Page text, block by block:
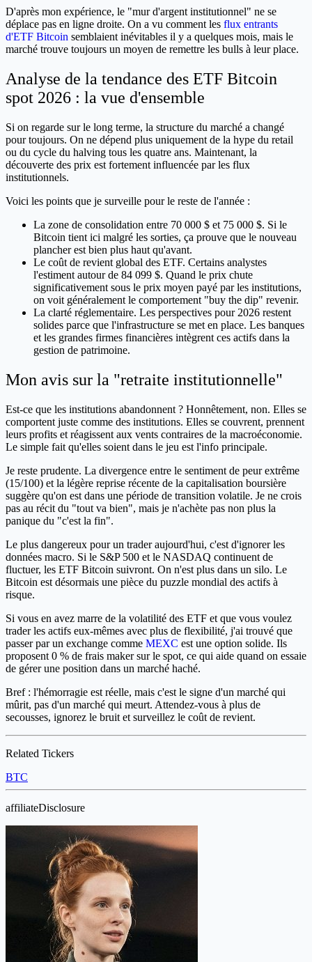
D'après mon expérience, le "mur d'argent institutionnel" ne se
déplace pas en ligne droite. On a vu comment les flux entrants
d'ETF Bitcoin semblaient inévitables il y a quelques mois, mais le
marché trouve toujours un moyen de remettre les bulls à leur place.
Analyse de la tendance des ETF Bitcoin
spot 2026 : la vue d'ensemble
Si on regarde sur le long terme, la structure du marché a changé
pour toujours. On ne dépend plus uniquement de la hype du retail
ou du cycle du halving tous les quatre ans. Maintenant, la
découverte des prix est fortement influencée par les flux
institutionnels.
Voici les points que je surveille pour le reste de l'année :
La zone de consolidation entre 70 000 $ et 75 000 $. Si le
Bitcoin tient ici malgré les sorties, ça prouve que le nouveau
plancher est bien plus haut qu'avant.
Le coût de revient global des ETF. Certains analystes
l'estiment autour de 84 099 $. Quand le prix chute
significativement sous le prix moyen payé par les institutions,
on voit généralement le comportement "buy the dip" revenir.
La clarté réglementaire. Les perspectives pour 2026 restent
solides parce que l'infrastructure se met en place. Les banques
et les grandes firmes financières intègrent ces actifs dans la
gestion de patrimoine.
Mon avis sur la "retraite institutionnelle"
Est-ce que les institutions abandonnent ? Honnêtement, non. Elles se
comportent juste comme des institutions. Elles se couvrent, prennent
leurs profits et réagissent aux vents contraires de la macroéconomie.
Le simple fait qu'elles soient dans le jeu est l'info principale.
Je reste prudente. La divergence entre le sentiment de peur extrême
(15/100) et la légère reprise récente de la capitalisation boursière
suggère qu'on est dans une période de transition volatile. Je ne crois
pas au récit du "tout va bien", mais je n'achète pas non plus la
panique du "c'est la fin".
Le plus dangereux pour un trader aujourd'hui, c'est d'ignorer les
données macro. Si le S&P 500 et le NASDAQ continuent de
fluctuer, les ETF Bitcoin suivront. On n'est plus dans un silo. Le
Bitcoin est désormais une pièce du puzzle mondial des actifs à
risque.
Si vous en avez marre de la volatilité des ETF et que vous voulez
trader les actifs eux-mêmes avec plus de flexibilité, j'ai trouvé que
passer par un exchange comme MEXC est une option solide. Ils
proposent 0 % de frais maker sur le spot, ce qui aide quand on essaie
de gérer une position dans un marché haché.
Bref : l'hémorragie est réelle, mais c'est le signe d'un marché qui
mûrit, pas d'un marché qui meurt. Attendez-vous à plus de
secousses, ignorez le bruit et surveillez le coût de revient.
Related Tickers
BTC
affiliateDisclosure